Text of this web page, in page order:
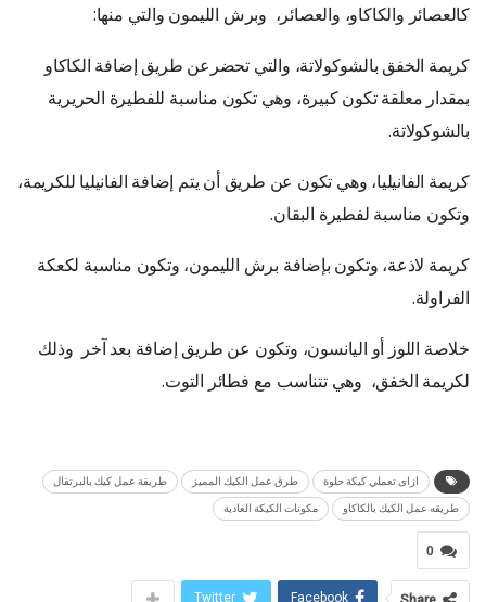
كالعصائر والكاكاو، والعصائر، وبرش الليمون والتي منها:
كريمة الخفق بالشوكولاتة، والتي تحضرعن طريق إضافة الكاكاو
بمقدار معلقة تكون كبيرة، وهي تكون مناسبة للفطيرة الحريرية
بالشوكولاتة.
كريمة الفانيليا، وهي تكون عن طريق أن يتم إضافة الفانيليا للكريمة،
وتكون مناسبة لفطيرة البقان.
كريمة لاذعة، وتكون بإضافة برش الليمون، وتكون مناسبة لكعكة
الفراولة.
خلاصة اللوز أو اليانسون، وتكون عن طريق إضافة بعد آخر وذلك
لكريمة الخفق، وهي تتناسب مع فطائر التوت.
ازاى تعملي كيكة حلوة طرق عمل الكيك المميز طريقة عمل كيك بالبرتقال
طريقه عمل الكيك بالكاكاو مكونات الكيكة العادية
0
Facebook
Twitter